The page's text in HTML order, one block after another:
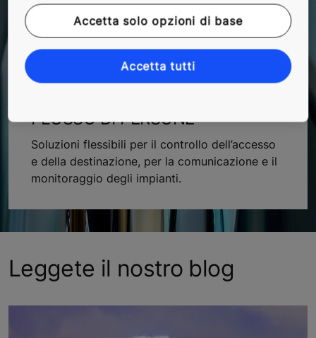
Scoprite le nostre soluzioni per edifici esistenti
privi di ascensore.
FLUSSO DI PERSONE
Soluzioni flessibili per il controllo dell’accesso
e della destinazione, per la comunicazione e il
monitoraggio degli impianti.
Leggete il nostro blog
Accetta solo opzioni di base
Accetta tutti